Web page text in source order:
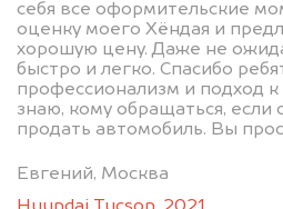
себя все оформительские
оценку моего Хёндая и
хорошую цену. Даже не
быстро и легко. Спасибо
профессионализм и подход
знаю, кому обращаться, если
продать автомобиль. Вы
Евгений, Москва